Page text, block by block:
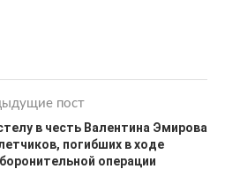
пост
в честь Валентина Эмирова
погибших в ходе
операции